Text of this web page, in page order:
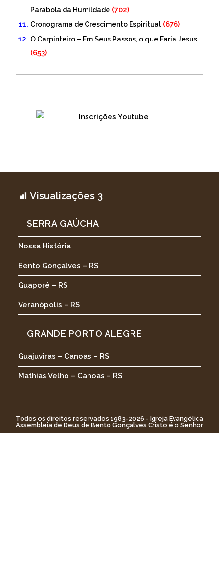
Parábola da Humildade (702)
Cronograma de Crescimento Espiritual (676)
O Carpinteiro – Em Seus Passos, o que Faria Jesus
(653)
Visualizações 3
SERRA GAÚCHA
Nossa História
Bento Gonçalves – RS
Guaporé – RS
Veranópolis – RS
GRANDE PORTO ALEGRE
Guajuviras – Canoas – RS
Mathias Velho – Canoas – RS
Todos os direitos reservados 1983-2026 - Igreja Evangélica
Assembleia de Deus de Bento Gonçalves Cristo é o Senhor